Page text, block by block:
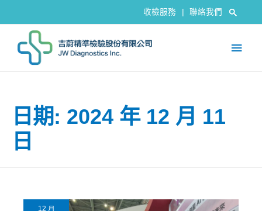
收檢服務 聯絡我們
日期: 2024 年 12 月 11
日
12 月